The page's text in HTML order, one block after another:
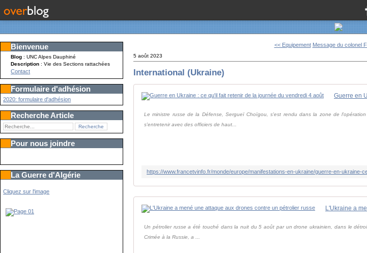
Bienvenue
Blog : UNC Alpes Dauphiné
Description: Vie des Sections rattachées
Contact
Formulaire d'adhésion
2020: formulaire d'adhésion
Recherche Article
Pour nous joindre
La Guerre d'Algérie
Cliquez sur l'image
<< Equipement Message du colonel
5 août 2023
International (Ukraine)
Le ministre russe de la Défense, Sergueï Choïgou, s'est rendu dans la zone de
s'entretenir avec des officiers de haut...
L'Ukraine a
Un pétrolier russe a été touché dans la nuit du 5 août par un drone ukrainien, dans le
Crimée à la Russie, a ...